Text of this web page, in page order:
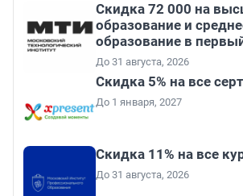
Скидка 72 000 на
образование и
образование в
До 31 августа, 2026
Скидка 5% на все
До 1 января, 2027
Скидка 11% на все
До 31 августа, 2026